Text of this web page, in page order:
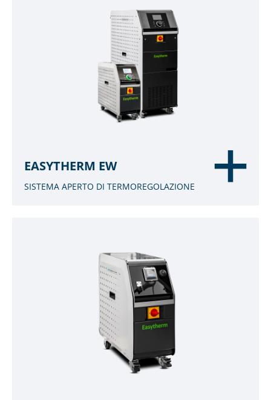
EASYTHERM EW
SISTEMA APERTO DI TERMOREGOLAZIONE